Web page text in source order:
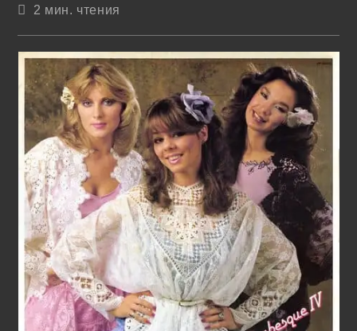
Время2 мин. чтения